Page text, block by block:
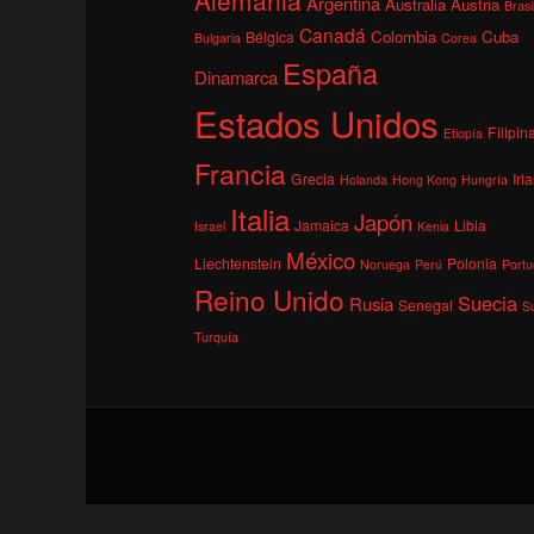
Brasil
Bulgaria Bélgica Canadá Colombia Corea Cuba
Dinamarca España
Estados Unidos Etiopía
Francia Grecia Holanda Hong Kong Hungría
Israel Italia Jamaica Japón Kenia Libia
Liechtenstein México Noruega Perú Polonia
Reino Unido Rusia Senegal Suecia
Turquía